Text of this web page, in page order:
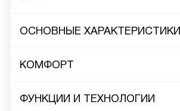
ОСНОВНЫЕ ХАРАКТЕРИСТИКИ
КОМФОРТ
ФУНКЦИИ И ТЕХНОЛОГИИ